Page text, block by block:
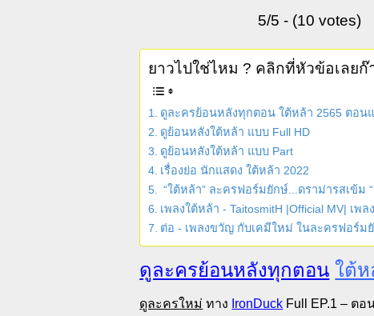
5/5 - (10 votes)
ยาวไปใช่ไหม ? คลิกที่หัวข้อเลยก๊
ดูละครย้อนหลังทุกตอน ใต้หล้า 2565 ตอน
ดูย้อนหลังใต้หล้า แบบ Full HD
ดูย้อนหลังใต้หล้า แบบ Part
เรื่องย่อ นักแสดง ใต้หล้า 2022
“ใต้หล้า” ละครฟอร์มยักษ์...ดราม่ารสเข้ม
เพลงใต้หล้า - TaitosmitH |Official MV| เพ
ต่อ - เพลงขวัญ กับเคมีใหม่ ในละครฟอร์ม
ดูละครย้อนหลังทุกตอน ใต้ห
ดูละครใหม่ ทาง IronDuck Full EP.1 – ต